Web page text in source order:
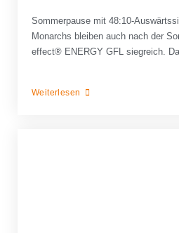
Sommerpause mit 48:10-
Monarchs bleiben auch nach der
effect® ENERGY GFL siegreich.
Weiterlesen